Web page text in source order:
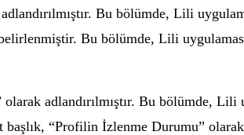
Bu bölümde, Lili
Bu bölümde, Lili
adlandırılmıştır. Bu bölümde, Lili
başlık, “Profilin İzlenme Durumu”